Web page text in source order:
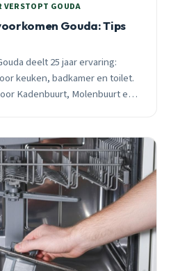
VERSTOPT GOUDA
Gouda: Tips
deelt 25 jaar ervaring:
keuken, badkamer en toilet.
Kadenbuurt, Molenbuurt en